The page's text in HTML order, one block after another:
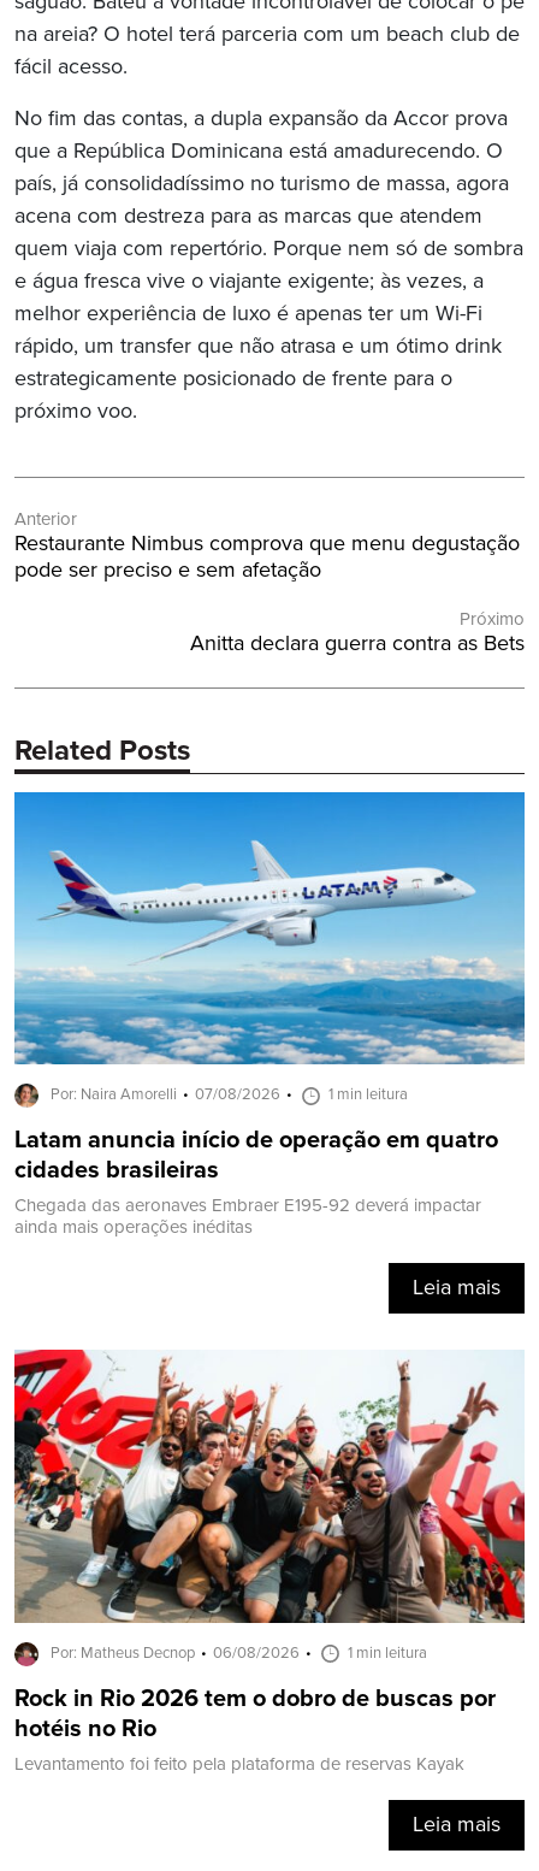
na areia? O hotel terá parceria com um beach club de
fácil acesso.
No fim das contas, a dupla expansão da Accor prova
que a República Dominicana está amadurecendo. O
país, já consolidadíssimo no turismo de massa, agora
acena com destreza para as marcas que atendem
quem viaja com repertório. Porque nem só de sombra
e água fresca vive o viajante exigente; às vezes, a
melhor experiência de luxo é apenas ter um Wi-Fi
rápido, um transfer que não atrasa e um ótimo drink
estrategicamente posicionado de frente para o
próximo voo.
de
Post
Anterior
Post
Anterior:
Restaurante Nimbus comprova que menu degustação
pode ser preciso e sem afetação
Próximo
Próximo
Anitta declara guerra contra as Bets
Related Posts
Por: Naira Amorelli 07/08/2026 1 min leitura
Latam anuncia início de operação em quatro
cidades brasileiras
Chegada das aeronaves Embraer E195-92 deverá impactar
ainda mais operações inéditas
Leia mais
Por: Matheus Decnop 06/08/2026 1 min leitura
Rock in Rio 2026 tem o dobro de buscas por
hotéis no Rio
Levantamento foi feito pela plataforma de reservas Kayak
Leia mais